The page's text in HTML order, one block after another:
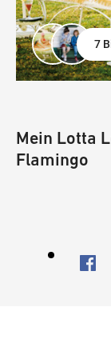
7
Mein Lotta
Flamingo